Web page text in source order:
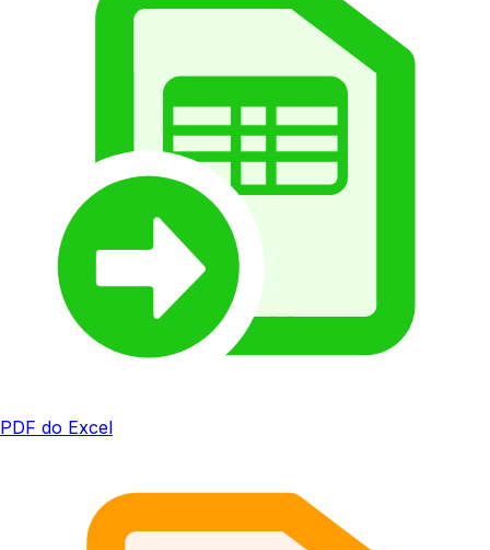
PDF do Excel